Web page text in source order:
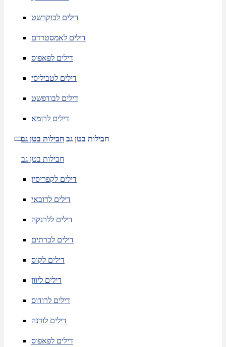
דילים לבוקרשט
דילים לאמסטרדם
דילים לפאפוס
דילים לטביליסי
דילים לבודפשט
דילים לרומא
חבילות בטן גב חבילות בטן גב
חבילות בטן גב
דילים לקפריסין
דילים לדובאי
דילים ללרנקה
דילים לכרתים
דילים לקוס
דילים ליוון
דילים לרודוס
דילים לורנה
דילים לפאפוס